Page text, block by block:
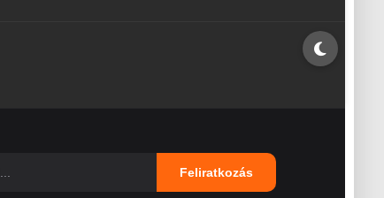
Feliratkozás